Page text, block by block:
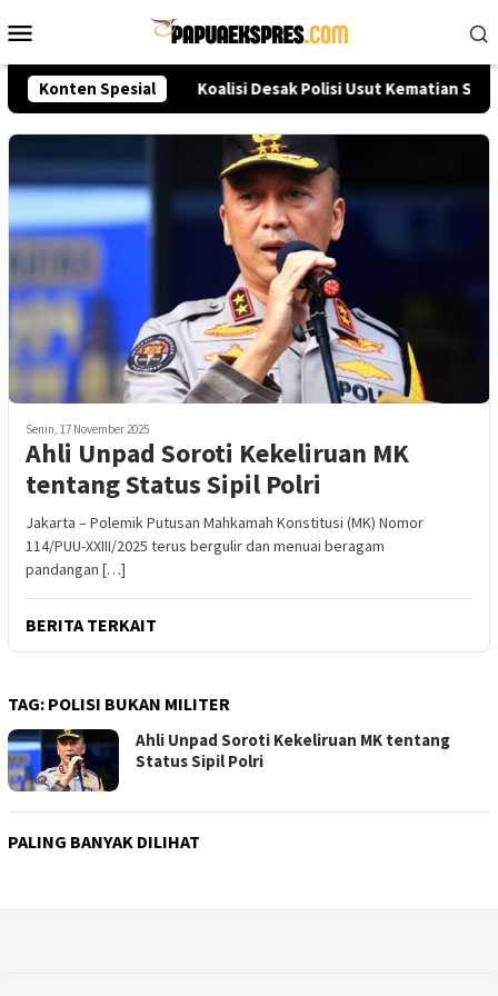
ke
Mobile
Konten Spesial
Akpol 2026 Koalisi Desak Polisi Usut Kematian
Senin, 17 November 2025
Ahli Unpad Soroti Kekeliruan MK
tentang Status Sipil Polri
Jakarta – Polemik Putusan Mahkamah Konstitusi (MK) Nomor
114/PUU-XXIII/2025 terus bergulir dan menuai beragam
pandangan […]
BERITA TERKAIT
TAG: POLISI BUKAN MILITER
Ahli Unpad Soroti Kekeliruan MK tentang
Status Sipil Polri
PALING BANYAK DILIHAT